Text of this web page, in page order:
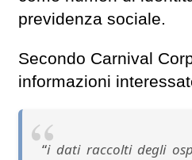
previdenza sociale.
Secondo Carnival
informazioni
“i dati raccolti degli